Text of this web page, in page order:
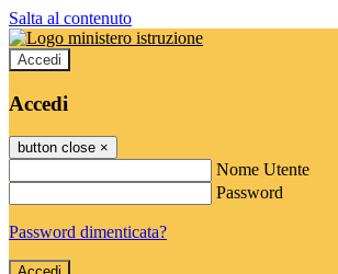
Salta al contenuto
Accedi
Accedi
button close ×
Nome Utente
Password
Password dimenticata?